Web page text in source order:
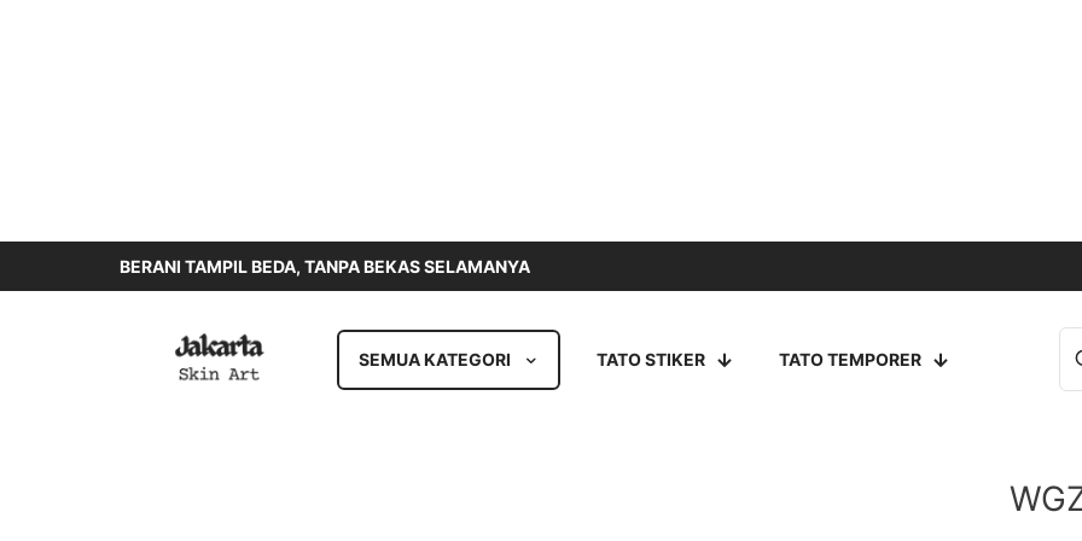
BERANI TAMPIL BEDA, TANPA BEKAS SELAMANYA
SEMUA KATEGORI TATO STIKER TATO TEMPORER